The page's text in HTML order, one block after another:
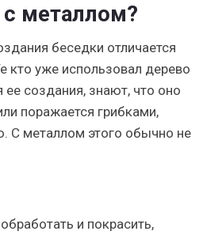
с металлом?
беседки отличается
кто уже использовал дерево
создания, знают, что оно
поражается грибками,
С металлом этого обычно не
и покрасить,